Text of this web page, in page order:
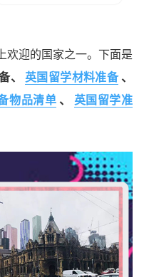
欢迎的国家之一。下面是
、 英国留学材料准备 、
物品清单 、
英国留学准